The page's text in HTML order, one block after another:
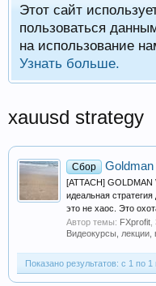
Этот сайт
пользоваться
на использование
Узнать больше.
xauusd strategy
Сбор
[ATTACH]
идеальная
это не хаос. Это
Автор темы: FXprofit
Видеокурсы,
Показано результатов: с 1 по 1